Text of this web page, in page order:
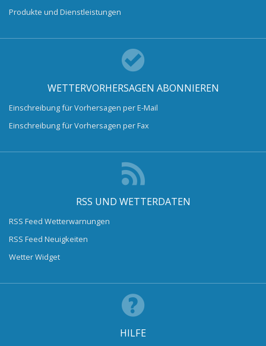
Produkte und Dienstleistungen
WETTERVORHERSAGEN ABONNIEREN
Einschreibung für Vorhersagen per E-Mail
Einschreibung für Vorhersagen per Fax
RSS UND WETTERDATEN
RSS Feed Wetterwarnungen
RSS Feed Neuigkeiten
Wetter Widget
HILFE